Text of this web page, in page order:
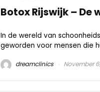
Botox Rijswijk –
In de wereld van
geworden voor mensen die
dreamclinics November